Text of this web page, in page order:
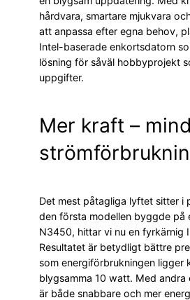
hårdvara, smartare mjukvara
att anpassa efter egna behov,
Intel-baserade enkortsdatorn
lösning för såväl hobbyprojekt
uppgifter.
Mer kraft –
Det mest påtagliga lyftet sitter i
den första modellen byggde på
N3450, hittar vi nu en fyrkärnig
Resultatet är betydligt bättre
som energiförbrukningen ligger
blygsamma 10 watt. Med andra
är både snabbare och mer